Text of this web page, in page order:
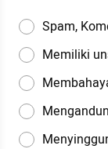
Spam,
Memiliki